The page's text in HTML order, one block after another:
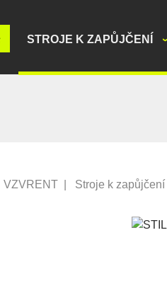
STROJE K ZAPŮJČENÍ
VZVRENT Stroje k zapůjčení